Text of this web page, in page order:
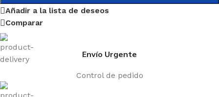
Añadir a la lista de deseos
Comparar
Envío Urgente
Control de pedido